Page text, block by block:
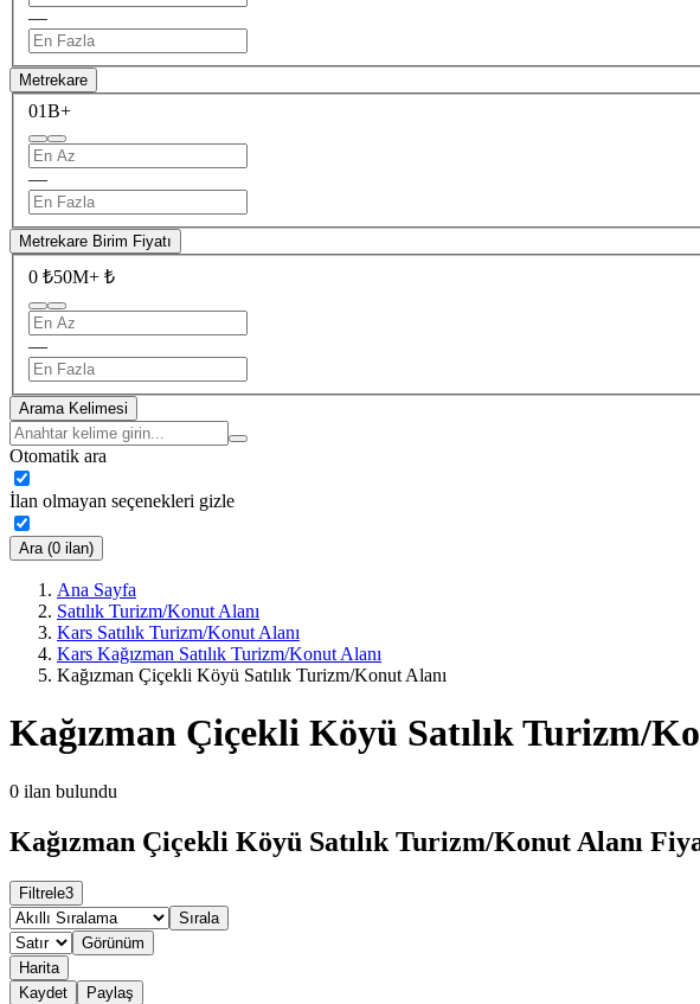
—
Metrekare
01B+
—
Metrekare Birim Fiyatı
0 ₺50M+ ₺
—
Arama Kelimesi
Otomatik ara
İlan olmayan seçenekleri gizle
Ara (0 ilan)
Ana Sayfa
Satılık Turizm/Konut Alanı
Kars Satılık Turizm/Konut Alanı
Kars Kağızman Satılık Turizm/Konut Alanı
Kağızman Çiçekli Köyü Satılık Turizm/Konut Alanı
Kağızman Çiçekli Köyü Satılık Turizm/
0 ilan bulundu
Kağızman Çiçekli Köyü Satılık Turizm/Konut Alanı
Filtrele3
Sırala
Görünüm
Harita
Kaydet
Paylaş